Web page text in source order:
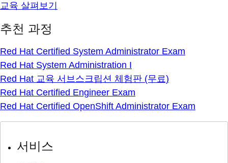
교육 살펴보기
추천 과정
Red Hat Certified System Administrator Exam
Red Hat System Administration I
Red Hat 교육 서브스크립션 체험판 (무료)
Red Hat Certified Engineer Exam
Red Hat Certified OpenShift Administrator Exam
서비스